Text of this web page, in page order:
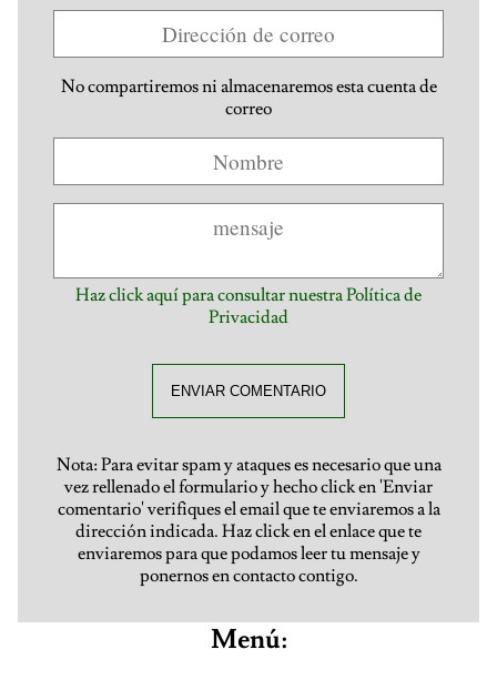
No compartiremos ni almacenaremos esta cuenta de
correo
Haz click aquí para consultar nuestra Política de
Privacidad
ENVIAR COMENTARIO
Nota: Para evitar spam y ataques es necesario que una
vez rellenado el formulario y hecho click en 'Enviar
comentario' verifiques el email que te enviaremos a la
dirección indicada. Haz click en el enlace que te
enviaremos para que podamos leer tu mensaje y
ponernos en contacto contigo.
Menú: